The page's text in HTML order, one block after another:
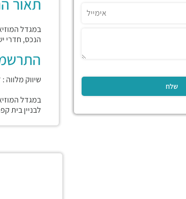
תאור
הנכס, חדרי
שיווק מלווה
במגדל
לבניין בית